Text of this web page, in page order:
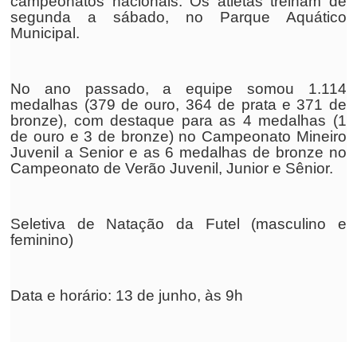
segunda a sábado, no Parque Aquático
Municipal.
No ano passado, a equipe somou 1.114
medalhas (379 de ouro, 364 de prata e 371 de
bronze), com destaque para as 4 medalhas (1
de ouro e 3 de bronze) no Campeonato Mineiro
Juvenil a Senior e as 6 medalhas de bronze no
Campeonato de Verão Juvenil, Junior e Sênior.
Seletiva de Natação da Futel (masculino e
feminino)
Data e horário: 13 de junho, às 9h